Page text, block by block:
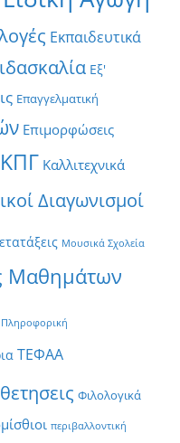
Εκπαιδευτικά
Εξ'
Επαγγελματική
Επιμορφώσεις
ΚΠΓ Καλλιτεχνικά
Διαγωνισμοί
Μουσικά Σχολεία
Μαθημάτων
Πληροφορική
ΤΕΦΑΑ
Φιλολογικά
περιβαλλοντική